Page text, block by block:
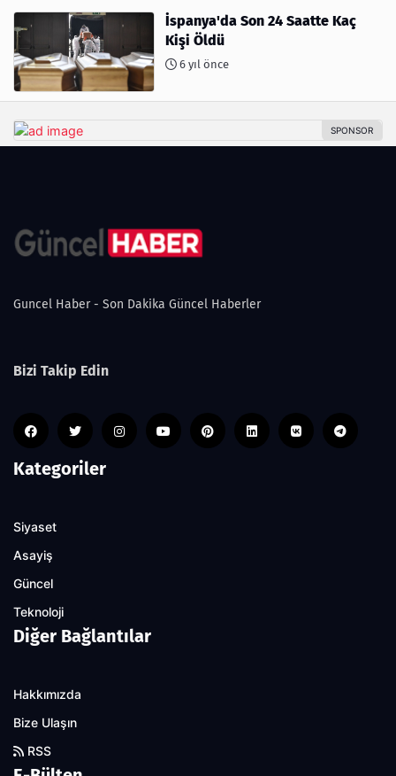
İspanya'da Son 24 Saatte Kaç
Kişi Öldü
6 yıl önce
Guncel Haber - Son Dakika Güncel Haberler
Bizi Takip Edin
Kategoriler
Siyaset
Asayiş
Güncel
Teknoloji
Diğer Bağlantılar
Hakkımızda
Bize Ulaşın
RSS